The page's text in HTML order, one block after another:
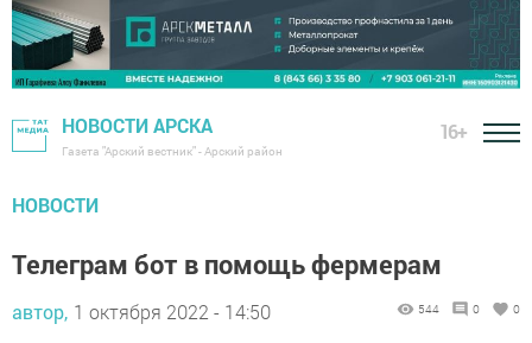
НОВОСТИ АРСКА
Газета "Арский вестник" - Арский район
16+
НОВОСТИ
Телеграм бот в помощь фермерам
автор, 1 октября 2022 - 14:50 544 0 0